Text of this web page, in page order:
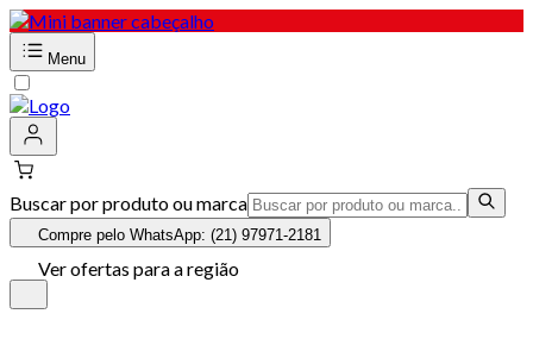
Menu
Buscar por produto ou marca
Compre pelo WhatsApp: (21) 97971-2181
Ver ofertas para a região